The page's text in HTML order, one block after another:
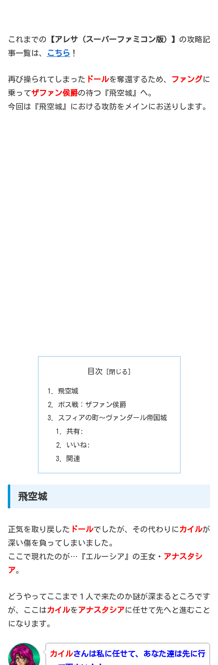
これまでの 【アレサ（スーパーファミコン版）】 の攻略記
事一覧は、
こちら ！
再び操られてしまった ドールを奪還するため、 ファングに
乗ってザファン侯爵の待つ『飛空城』へ。
今回は『飛空城』における攻防をメインにお送りします。
目次
飛空城
ボス戦：ザファン侯爵
スフィアの町～ヴァンダール帝国城
共有:
いいね:
関連
飛空城
正気を取り戻した ドールでしたが、その代わりに カイルが
深い傷を負ってしまいました。
ここで現れたのが…『エルーシア』の王女・ アナスタシ
ア。
どうやってここまで１人で来たのか謎が深まるところです
が、ここはカイルをアナスタシアに任せて先へと進むこと
になります。
カイルさんは私に任せて、あなた達は先に行